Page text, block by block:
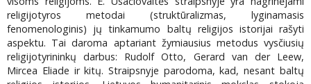
religijotyros metodai (struktūralizmas, lyginamasis
fenomenologinis) jų tinkamumo baltų religijos istorijai rašyti
aspektu. Tai daroma aptariant žymiausius metodus vysčiusių
religijotyrininkų darbus: Rudolf Otto, Gerard van der Leew,
Mircea Eliade ir kitų. Straipsnyje parodoma, kad, nesant baltų